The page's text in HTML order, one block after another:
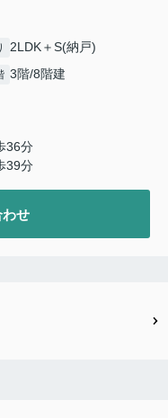
2LDK＋S(納戸)
3階/8階建
36分
39分
せ